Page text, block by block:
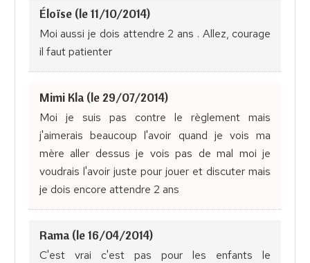
Éloïse (le 11/10/2014)
Moi aussi je dois attendre 2 ans . Allez, courage
il faut patienter
Mimi Kla (le 29/07/2014)
Moi je suis pas contre le règlement mais
j'aimerais beaucoup l'avoir quand je vois ma
mère aller dessus je vois pas de mal moi je
voudrais l'avoir juste pour jouer et discuter mais
je dois encore attendre 2 ans
Rama (le 16/04/2014)
C'est vrai c'est pas pour les enfants le